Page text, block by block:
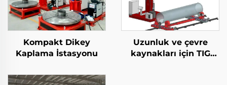
Kompakt Dikey
Kaplama İstasyonu
Uzunluk ve çevre
kaynakları için TIG